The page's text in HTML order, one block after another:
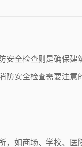
安全检查则是确保建
防安全检查需要注意
，如商场、学校、医